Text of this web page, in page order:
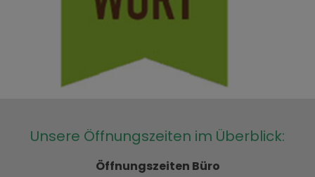
Unsere Öffnungszeiten im Überblick:
Öffnungszeiten Büro